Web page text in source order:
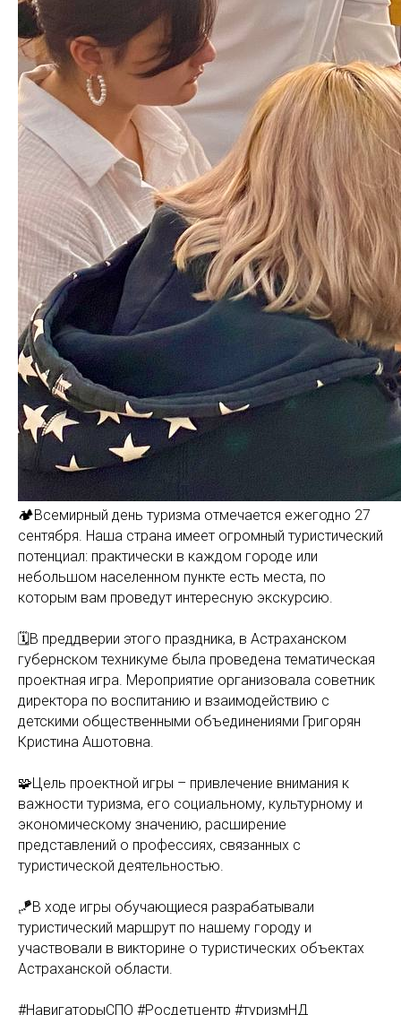
🏕️Всемирный день туризма отмечается ежегодно 27
сентября. Наша страна имеет огромный туристический
потенциал: практически в каждом городе или
небольшом населенном пункте есть места, по
которым вам проведут интересную экскурсию.
🗓️В преддверии этого праздника, в Астраханском
губернском техникуме была проведена тематическая
проектная игра. Мероприятие организовала советник
директора по воспитанию и взаимодействию с
детскими общественными объединениями Григорян
Кристина Ашотовна.
🧩Цель проектной игры – привлечение внимания к
важности туризма, его социальному, культурному и
экономическому значению, расширение
представлений о профессиях, связанных с
туристической деятельностью.
🪁В ходе игры обучающиеся разрабатывали
туристический маршрут по нашему городу и
участвовали в викторине о туристических объектах
Астраханской области.
#НавигаторыСПО #Росдетцентр #туризмНД